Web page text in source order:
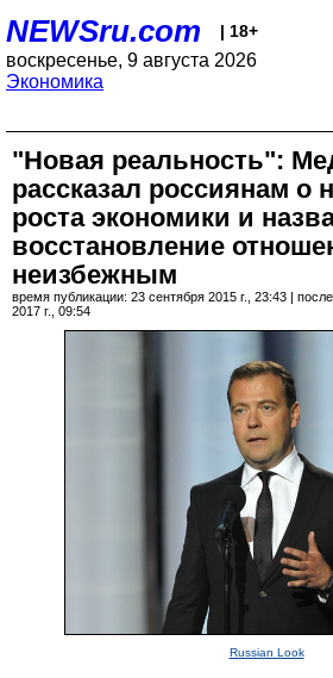
NEWSru.com | 18+
воскресенье, 9 августа 2026
Экономика
"Новая реальность":
рассказал россиянам о
роста экономики и
восстановление
неизбежным
время публикации: 23 сентября 2015 г., 23:43 |
2017 г., 09:54
Russian Look